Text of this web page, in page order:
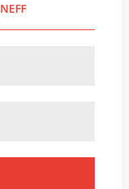
NEFF